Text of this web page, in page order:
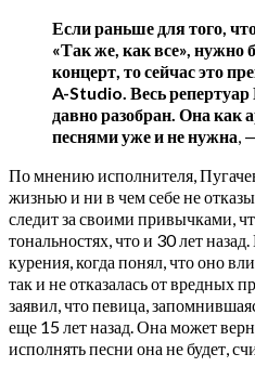
Если раньше для того,
«Так же, как все», нужно
концерт, то сейчас это
A-Studio. Весь
давно разобран. Она как
песнями уже и не нужна,
По мнению исполнителя,
жизнью и ни в чем себе не
следит за своими привычками,
тональностях, что и 30 лет
курения, когда понял, что оно
так и не отказалась от вредных
заявил, что певица,
еще 15 лет назад. Она может
исполнять песни она не будет,